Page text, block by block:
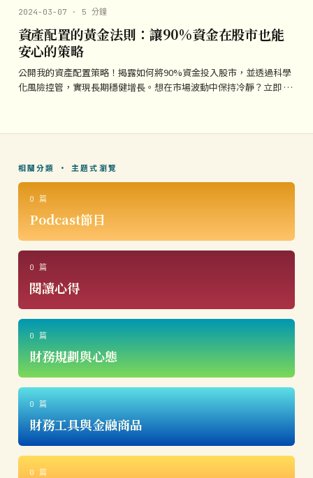
2024-03-07 · 5 分鐘
資產配置的黃金法則：讓90%資金在股市也能
安心的策略
公開我的資產配置策略！揭露如何將90%資金投入股市，並透過科學
化風險控管，實現長期穩健增長。想在市場波動中保持冷靜？立即 …
相關分類 · 主題式瀏覽
0 篇
Podcast節目
0 篇
閱讀心得
0 篇
財務規劃與心態
0 篇
財務工具與金融商品
0 篇